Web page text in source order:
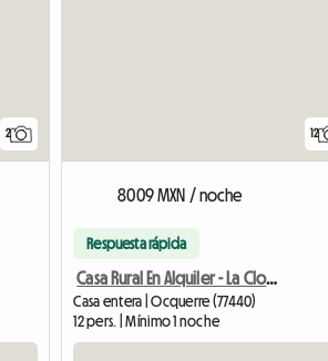
2 12
8009 MXN / noche
Respuesta rápida
Casa Rural En Alquiler - La Closerie De L'Ourcq
Casa entera | Ocquerre (77440)
12 pers. | Mínimo 1 noche